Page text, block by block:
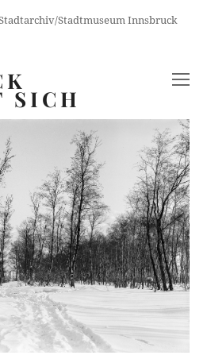
Stadtmuseum Innsbruck
SICH